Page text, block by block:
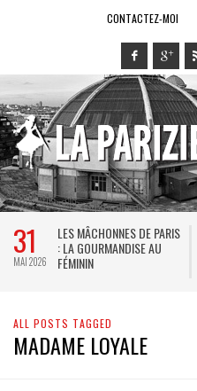
CONTACTEZ-MOI
31
MAI 2026
LES MÂCHONNES DE PARIS
: LA GOURMANDISE AU
FÉMININ
ALL POSTS TAGGED
MADAME LOYALE